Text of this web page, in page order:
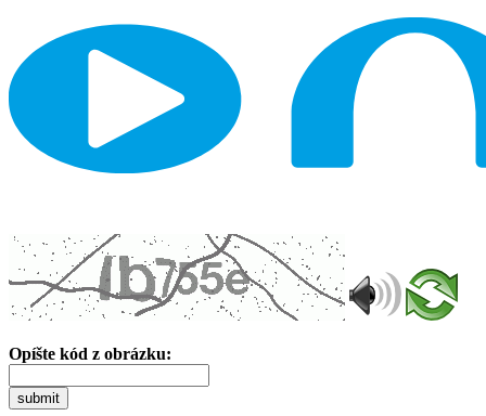
Opíšte kód z obrázku:
submit